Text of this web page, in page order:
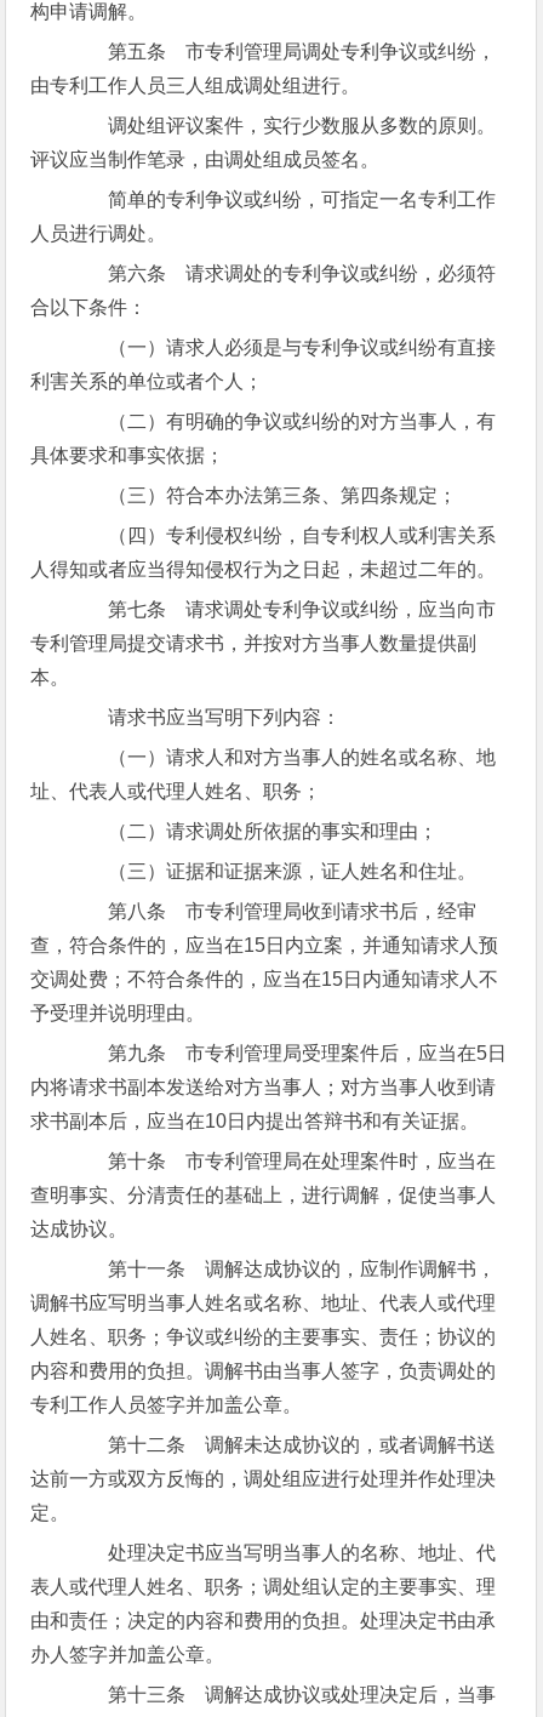
构申请调解。
第五条 市专利管理局调处专利争议或纠纷，
由专利工作人员三人组成调处组进行。
调处组评议案件，实行少数服从多数的原则。
评议应当制作笔录，由调处组成员签名。
简单的专利争议或纠纷，可指定一名专利工作
人员进行调处。
第六条 请求调处的专利争议或纠纷，必须符
合以下条件：
（一）请求人必须是与专利争议或纠纷有直接
利害关系的单位或者个人；
（二）有明确的争议或纠纷的对方当事人，有
具体要求和事实依据；
（三）符合本办法第三条、第四条规定；
（四）专利侵权纠纷，自专利权人或利害关系
人得知或者应当得知侵权行为之日起，未超过二年的。
第七条 请求调处专利争议或纠纷，应当向市
专利管理局提交请求书，并按对方当事人数量提供副
本。
请求书应当写明下列内容：
（一）请求人和对方当事人的姓名或名称、地
址、代表人或代理人姓名、职务；
（二）请求调处所依据的事实和理由；
（三）证据和证据来源，证人姓名和住址。
第八条 市专利管理局收到请求书后，经审
查，符合条件的，应当在15日内立案，并通知请求人预
交调处费；不符合条件的，应当在15日内通知请求人不
予受理并说明理由。
第九条 市专利管理局受理案件后，应当在5日
内将请求书副本发送给对方当事人；对方当事人收到请
求书副本后，应当在10日内提出答辩书和有关证据。
第十条 市专利管理局在处理案件时，应当在
查明事实、分清责任的基础上，进行调解，促使当事人
达成协议。
第十一条 调解达成协议的，应制作调解书，
调解书应写明当事人姓名或名称、地址、代表人或代理
人姓名、职务；争议或纠纷的主要事实、责任；协议的
内容和费用的负担。调解书由当事人签字，负责调处的
专利工作人员签字并加盖公章。
第十二条 调解未达成协议的，或者调解书送
达前一方或双方反悔的，调处组应进行处理并作处理决
定。
处理决定书应当写明当事人的名称、地址、代
表人或代理人姓名、职务；调处组认定的主要事实、理
由和责任；决定的内容和费用的负担。处理决定书由承
办人签字并加盖公章。
第十三条 调解达成协议或处理决定后，当事